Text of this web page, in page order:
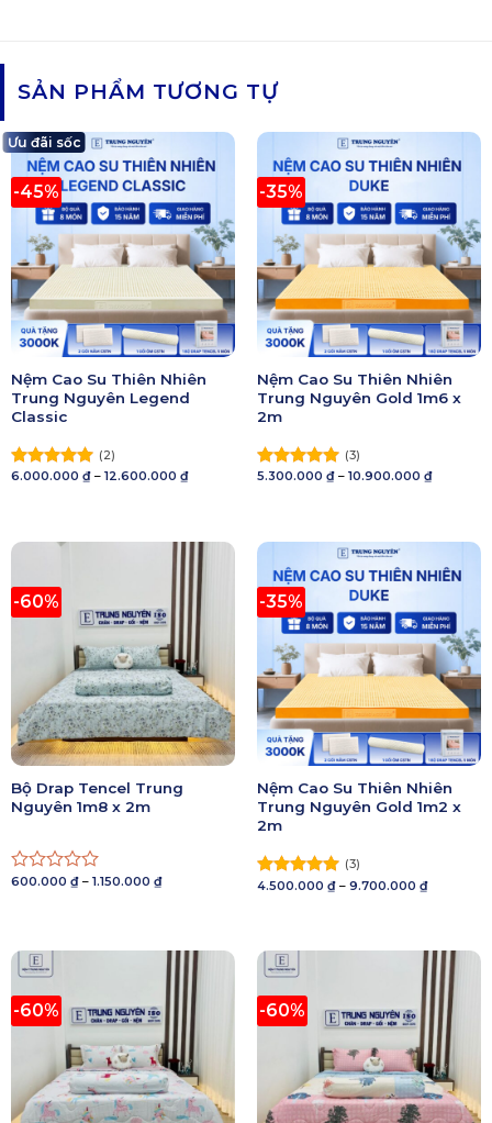
SẢN PHẨM TƯƠNG TỰ
-45%
Ưu đãi sốc
Nệm Cao Su Thiên Nhiên
Trung Nguyên Legend
Classic
Được xếp
(2)
6.000.000 ₫ – 12.600.000 ₫Khoảng
giá:
-35%
Nệm Cao Su Thiên Nhiên
Trung Nguyên Gold 1m6 x
2m
Được xếp
(3)
5.300.000 ₫ – 10.900.000 ₫Khoảng
giá:
-60%
Bộ Drap Tencel Trung
Nguyên 1m8 x 2m
Được
5
sao
600.000 ₫ – 1.150.000 ₫Khoảng
giá:
-35%
Nệm Cao Su Thiên Nhiên
Trung Nguyên Gold 1m2 x
2m
Được xếp
(3)
4.500.000 ₫ – 9.700.000 ₫Khoảng
giá:
-60% -60%